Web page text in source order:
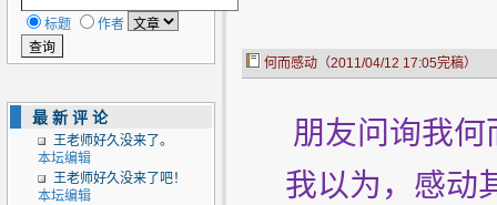
标题 作者
最新评论
王老师好久没来了。
本坛编辑
王老师好久没来了吧！
本坛编辑
何而感动（2011/04/12 17:05完稿）
朋友问询我何
我以为，感动